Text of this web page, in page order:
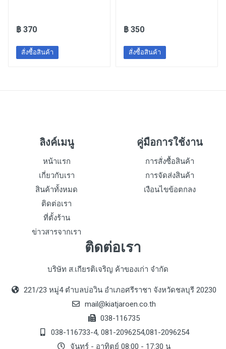
฿ 370
สั่งซื้อสินค้า
฿ 350
สั่งซื้อสินค้า
ลิงค์เมนู
หน้าแรก
เกี่ยวกับเรา
สินค้าทั้งหมด
ติดต่อเรา
ที่ตั้งร้าน
ข่าวสารจากเรา
คู่มือการใช้งาน
การสั่งซื้อสินค้า
การจัดส่งสินค้า
เงือนไขข้อตกลง
ติดต่อเรา
บริษัท ส.เกียรติเจริญ ค้าของเก่า จำกัด
221/23 หมู่4 ตำบลบ่อวิน อำเภอศรีราชา จังหวัดชลบุรี 20230
mail@kiatjaroen.co.th
038-116735
038-116733-4, 081-2096254,081-2096254
จันทร์ - อาทิตย์ 08:00 - 17:30 น